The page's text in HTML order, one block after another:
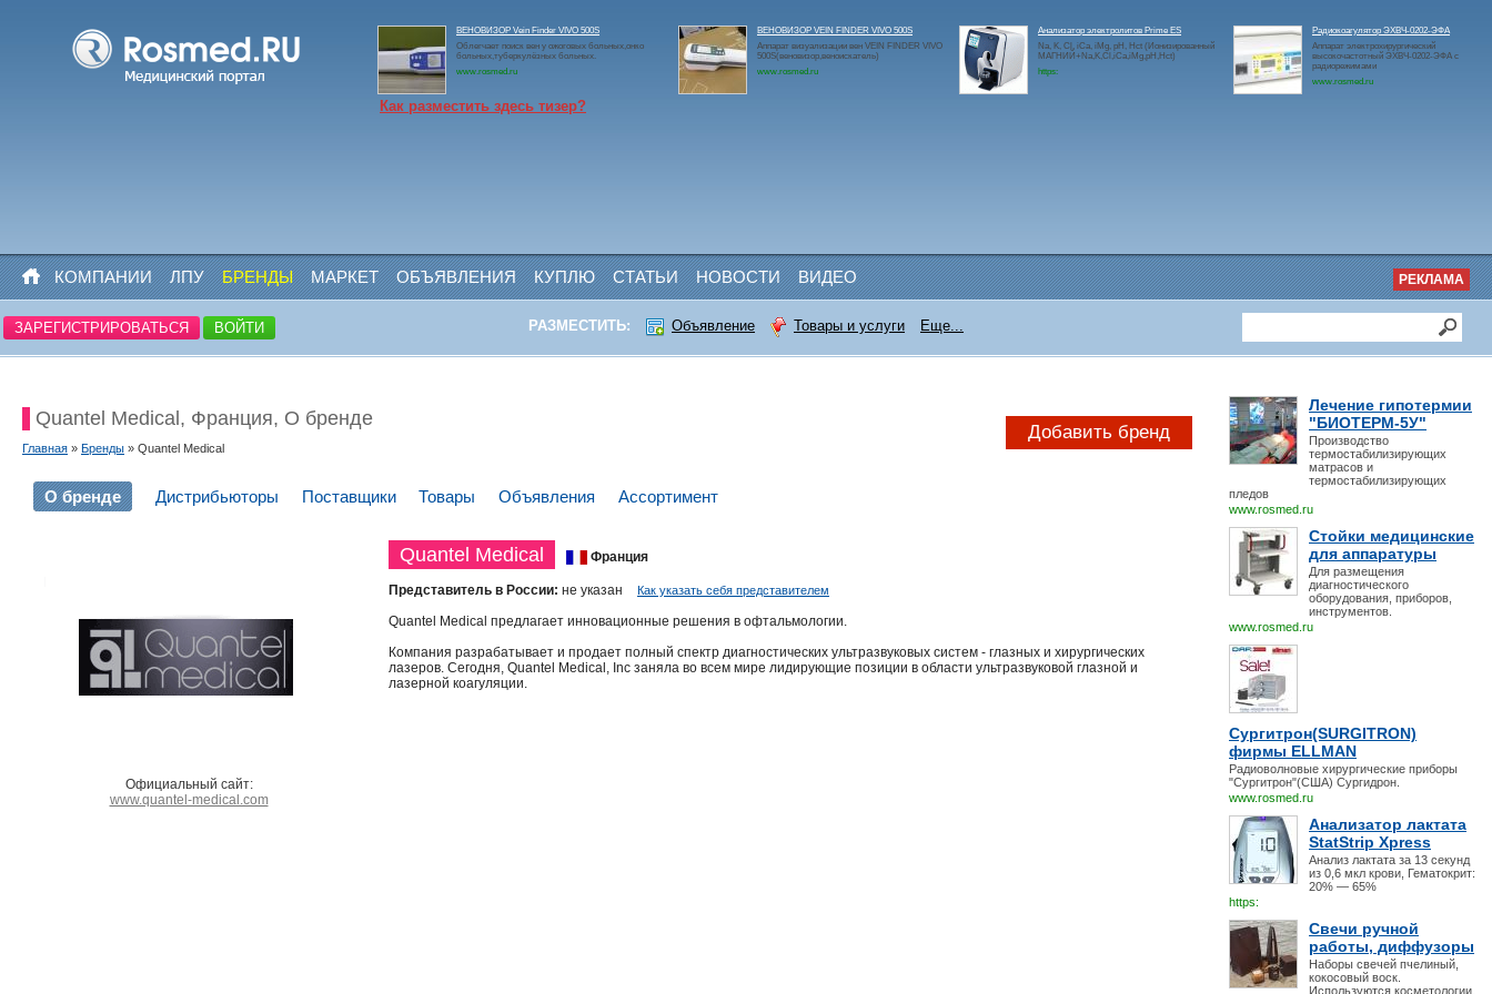
ВЕНОВИЗОР Vein Finder VIVO 500S
Облегчает поиск вен у ожоговых больных,онко
больных,туберкулёзных больных.
www.rosmed.ru
ВЕНОВИЗОР VEIN FINDER VIVO 500S
Аппарат визуализации вен VEIN FINDER VIVO
500S(веновизор,веноискатель)
www.rosmed.ru
Анализатор электролитов Prime ES
Na, K, Cl, iCa, iMg, pH, Hct (Ионизированный
МАГНИЙ+Na,K,Cl,iCa,iMg,pH,Hct)
https:
Радиокоагулятор ЭХВЧ-0202-ЭФА
Аппарат электрохирургический
высокочастотный ЭХВЧ-0202-ЭФА с
радиорежимами
www.rosmed.ru
Как разместить здесь тизер?
КОМПАНИИ ЛПУ БРЕНДЫ МАРКЕТ ОБЪЯВЛЕНИЯ КУПЛЮ СТАТЬИ НОВОСТИ ВИДЕО РЕКЛАМА
ЗАРЕГИСТРИРОВАТЬСЯ ВОЙТИ РАЗМЕСТИТЬ: Объявление Товары и услуги Еще...
Лечение гипотермии
"БИОТЕРМ-5У"
Производство
термостабилизирующих
матрасов и
термостабилизирующих
пледов
www.rosmed.ru
Стойки медицинские
для аппаратуры
Для размещения
диагностического
оборудования, приборов,
инструментов.
www.rosmed.ru
Сургитрон(SURGITRON)
фирмы ELLMAN
Радиоволновые хирургические приборы
"Сургитрон"(США) Сургидрон.
www.rosmed.ru
Анализатор лактата
StatStrip Xpress
Анализ лактата за 13 секунд
из 0,6 мкл крови, Гематокрит:
20% — 65%
https:
Свечи ручной
работы, диффузоры
Наборы свечей пчелиный,
кокосовый воск.
Используются косметологии,
Quantel Medical, Франция, О бренде
Главная » Бренды » Quantel Medical
Добавить бренд
О бренде Дистрибьюторы Поставщики Товары Объявления Ассортимент
Официальный сайт:
www.quantel-medical.com
Quantel Medical Франция
Представитель в России: не указан Как указать себя представителем
Quantel Medical предлагает инновационные решения в офтальмологии.
Компания разрабатывает и продает полный спектр диагностических ультразвуковых систем - глазных и хирургических
лазеров. Сегодня, Quantel Medical, Inc заняла во всем мире лидирующие позиции в области ультразвуковой глазной и
лазерной коагуляции.